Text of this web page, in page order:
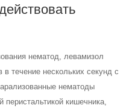
нематод, левамизол
в течение нескольких секунд с
нематоды
кишечника,